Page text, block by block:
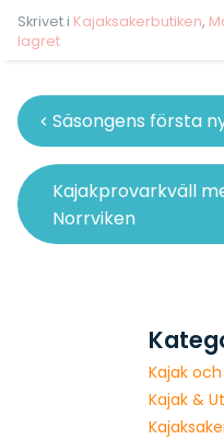
Skrivet i Kajaksakerbutiken,
lagret
Inläggsnavigering
Säsongens första
Kajakprovarkväll
Norrviken
Kajak
Kajak &